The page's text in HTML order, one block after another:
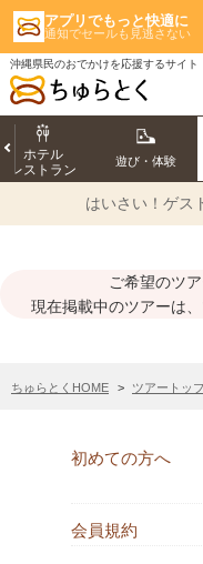
アプリでもっと快適に
通知でセールも見逃さない
沖縄県民のおでかけを応援するサイト
ホテル
レストラン
遊び・体験
はいさい！ ゲス
ご希望のツ
現在掲載中のツアーは
ちゅらとくHOME ツアートッ
初めての方へ
会員規約